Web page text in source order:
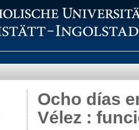
Ocho días
Vélez :